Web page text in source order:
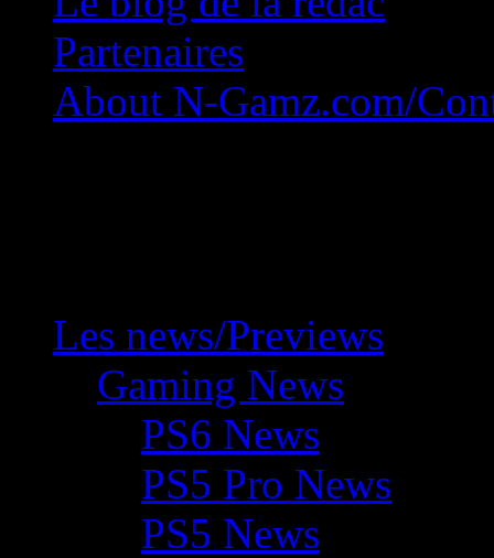
Partenaires
About N-Gamz.com/
Les news/Previews
Gaming News
PS6 News
PS5 Pro News
PS5 News